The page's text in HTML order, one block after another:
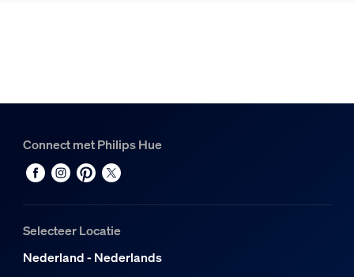
Connect met Philips Hue
Selecteer Locatie
Nederland - Nederlands